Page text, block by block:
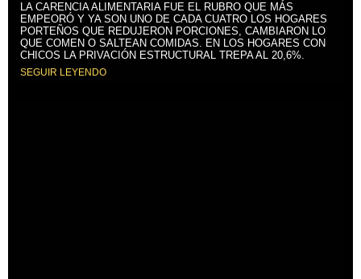
LA CARENCIA ALIMENTARIA FUE EL RUBRO QUE MÁS
EMPEORÓ Y YA SON UNO DE CADA CUATRO LOS HOGARES
PORTEÑOS QUE REDUJERON PORCIONES, CAMBIARON LO
QUE COMEN O SALTEAN COMIDAS. EN LOS HOGARES CON
CHICOS LA PRIVACIÓN ESTRUCTURAL TREPA AL 20,6%.
SEGUIR LEYENDO